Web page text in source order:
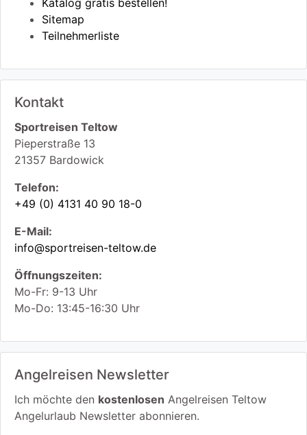
Sitemap
Teilnehmerliste
Kontakt
Sportreisen Teltow
Pieperstraße 13
21357 Bardowick
Telefon:
+49 (0) 4131 40 90 18-0
E-Mail:
info@sportreisen-teltow.de
Öffnungszeiten:
Mo-Fr: 9-13 Uhr
Mo-Do: 13:45-16:30 Uhr
Angelreisen Newsletter
Ich möchte den kostenlosen Angelreisen Teltow
Angelurlaub Newsletter abonnieren.